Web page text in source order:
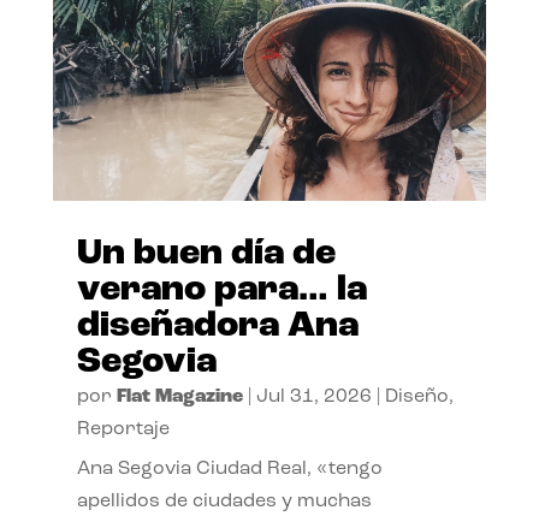
Un buen día de
verano para… la
diseñadora Ana
Segovia
por Flat Magazine| Jul 31, 2026 Diseño,
Reportaje
Ana Segovia Ciudad Real, «tengo
apellidos de ciudades y muchas